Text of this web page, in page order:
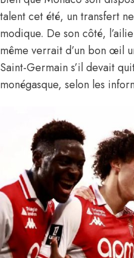
talent cet été, un transfert
modique. De son côté,
même verrait d’un bon œil
Saint-Germain s’il devait
monégasque, selon les